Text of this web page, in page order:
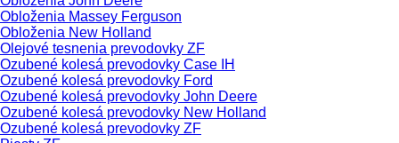
Obloženia Massey Ferguson
Obloženia New Holland
Olejové tesnenia prevodovky ZF
Ozubené kolesá prevodovky Case IH
Ozubené kolesá prevodovky Ford
Ozubené kolesá prevodovky John Deere
Ozubené kolesá prevodovky New Holland
Ozubené kolesá prevodovky ZF